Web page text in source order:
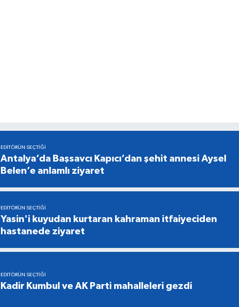
EDITÖRÜN SEÇTIĞI
Antalya’da Başsavcı Kapıcı’dan şehit annesi Aysel
Belen’e anlamlı ziyaret
EDITÖRÜN SEÇTIĞI
Yasin'i kuyudan kurtaran kahraman itfaiyeciden
hastanede ziyaret
EDITÖRÜN SEÇTIĞI
Kadir Kumbul ve AK Parti mahalleleri gezdi